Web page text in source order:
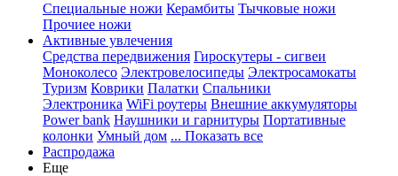
Специальные ножи Керамбиты Тычковые ножи
Прочиее ножи
Активные увлечения
Средства передвижения Гироскутеры - сигвеи
Моноколесо Электровелосипеды Электросамокаты
Туризм Коврики Палатки Спальники
Электроника WiFi роутеры Внешние аккумуляторы
Power bank Наушники и гарнитуры Портативные
колонки Умный дом ... Показать все
Распродажа
Еще